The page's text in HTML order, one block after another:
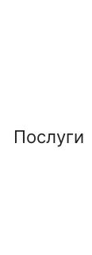
Послуги